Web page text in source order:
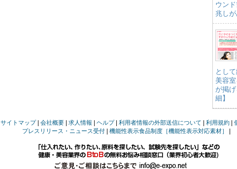
ウン
兆しが
とし
美容
が掲
細】
サイトマップ 会社概要 求人情報 ヘルプ 利用者情報の外部送信について 利用規約
プレスリリース・ニュース受付
機能性表示食品制度［機能性表示対応素材］